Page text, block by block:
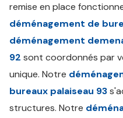
remise en place
déménagement de
déménagement
92 sont coordonnés par
unique. Notre
bureaux palaiseau 93
structures. Notre